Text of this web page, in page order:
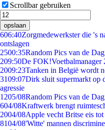
Scrollbar gebruiken
opslaan
606:40Zorgmedewerkster die 's
ontslagen
2500:35Random Pics van de
209:50De FOK!Voetbalmanager
2009:23Tanken in België wordt
3109:07Dirk sluit supermarkt op
agressie
1205/08Random Pics van de
604/08Kraftwerk brengt
2004/08Apple vecht Britse eis
8104/08'Witte' mannen